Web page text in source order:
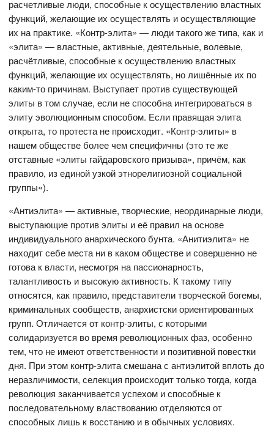
расчетливые люди, способные к осуществлению властных
функций, желающие их осуществлять и осуществляющие
их на практике. «Контр-элита» — люди такого же типа, как и
«элита» — властные, активные, деятельные, волевые,
расчётливые, способные к осуществлению властных
функций, желающие их осуществлять, но лишённые их по
каким-то причинам. Выступает против существующей
элиты в том случае, если не способна интегрироваться в
элиту эволюционным способом. Если правящая элита
открыта, то протеста не происходит. «Контр-элиты» в
нашем обществе более чем специфичны (это те же
отставные «элиты гайдаровского призыва», причём, как
правило, из единой узкой этнорелигиозной социальной
группы«).
«Антиэлита» — активные, творческие, неординарные люди,
выступающие против элиты и её правил на основе
индивидуального анархического бунта. «Анитиэлита» не
находит себе места ни в каком обществе и совершенно не
готова к власти, несмотря на пассионарность,
талантливость и высокую активность. К такому типу
относятся, как правило, представители творческой богемы,
криминальных сообществ, анархистски ориентированных
групп. Отличается от контр-элиты, с которыми
солидаризуется во время революционных фаз, особенно
тем, что не имеют ответственности и позитивной повестки
дня. При этом контр-элита смешана с антиэлитой вплоть до
неразличимости, селекция происходит только тогда, когда
революция заканчивается успехом и способные к
последовательному властвованию отделяются от
способных лишь к восстанию и в обычных условиях.